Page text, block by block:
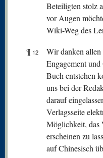
Beteiligten stolz
vor Augen
Wiki-Weg des
¶ 12
Wir danken
Engagement und
Buch entstehen
uns bei der
darauf
Verlagsseite
Möglichkeit, das
erscheinen zu
auf Chinesisch